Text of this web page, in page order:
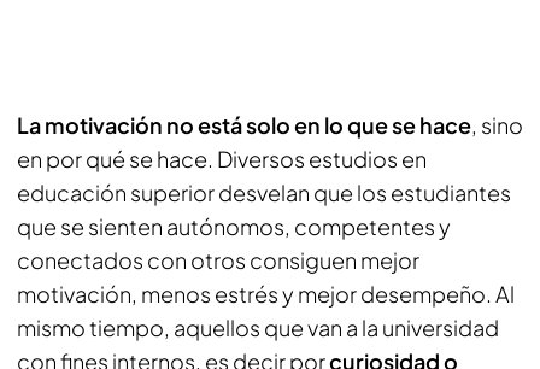
La motivación no está solo en lo que se hace, sino
en por qué se hace. Diversos estudios en
educación superior desvelan que los estudiantes
que se sienten autónomos, competentes y
conectados con otros consiguen mejor
motivación, menos estrés y mejor desempeño. Al
mismo tiempo, aquellos que van a la universidad
con fines internos, es decir porcuriosidad o